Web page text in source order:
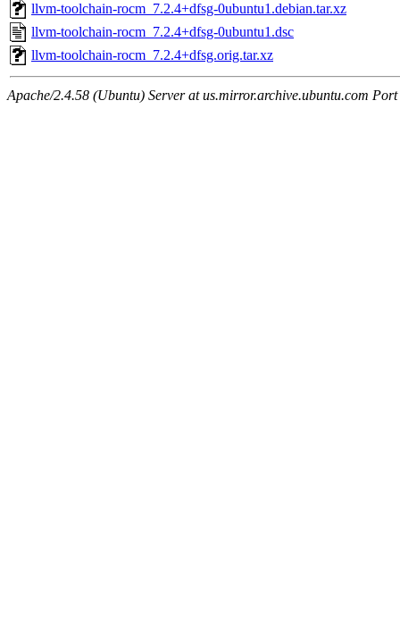
llvm-toolchain-rocm_7.2.4+dfsg-0ubuntu1.debian.tar.xz
llvm-toolchain-rocm_7.2.4+dfsg-0ubuntu1.dsc
llvm-toolchain-rocm_7.2.4+dfsg.orig.tar.xz
Apache/2.4.58 (Ubuntu) Server at us.mirror.archive.ubuntu.com Port